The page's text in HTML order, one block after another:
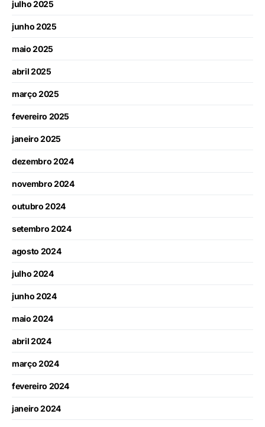
julho 2025
junho 2025
maio 2025
abril 2025
março 2025
fevereiro 2025
janeiro 2025
dezembro 2024
novembro 2024
outubro 2024
setembro 2024
agosto 2024
julho 2024
junho 2024
maio 2024
abril 2024
março 2024
fevereiro 2024
janeiro 2024